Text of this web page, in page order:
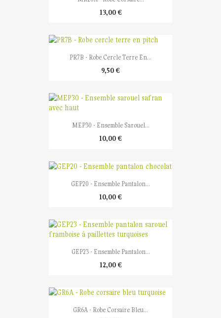
13,00 €
PR7B - Robe Cercle Terre En...
9,50 €
MEP30 - Ensemble Sarouel...
10,00 €
GEP20 - Ensemble Pantalon...
10,00 €
GEP23 - Ensemble Pantalon...
12,00 €
GR6A - Robe Corsaire Bleu...